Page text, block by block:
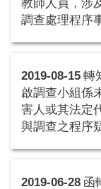
教師人員，涉
調查處理程序
2019-08-15 轉
啟調查小組係
害人或其法定
與調查之程序
2019-06-28 函